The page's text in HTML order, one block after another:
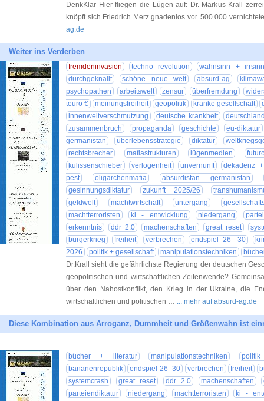
DenkKlar Hier fliegen die Lügen auf: Dr. Markus Krall
knöpft sich Friedrich Merz gnadenlos vor. 500.000
ag.de
Weiter ins Verderben
fremdeninvasion techno revolution
wahnsinn + irrsinn
durchgeknallt
schöne neue welt absurd-ag
psychopathen
arbeitswelt zensur überfremdung
teuro €
meinungsfreiheit geopolitik kranke gesellschaft
innenweltverschmutzung
deutsche krankheit
zusammenbruch
propaganda geschichte
eu-diktatur
germanistan
überlebensstrategie diktatur
rechtsbrecher
mafiastrukturen lügenmedien
kulissenschieber
verlogenheit unvernunft
dekadenz
pest
oligarchenmafia
absurdistan germanistan
gesinnungsdiktatur
zukunft 2025/26
geldwelt
machtwirtschaft untergang
machtterroristen
ki - entwicklung niedergang
erkenntnis
ddr 2.0 machenschaften great reset
bürgerkrieg
freiheit verbrechen endspiel 26 -30
2026
politik + gesellschaft manipulationstechniken
Dr.Krall sieht die gefährlichste Regierung der deutschen
geopolitischen und wirtschaftlichen Zeitenwende?
über den Nahostkonflikt, den Krieg in der Ukraine, die
wirtschaftlichen und politischen … ... mehr auf absurd-ag.de
Diese Kombination aus Arroganz, Dummheit und Größenwahn ist
bücher + literatur manipulationstechniken
bananenrepublik
endspiel 26 -30 verbrechen freiheit
systemcrash
great reset ddr 2.0 machenschaften
parteiendiktatur
niedergang machtterroristen
ki -